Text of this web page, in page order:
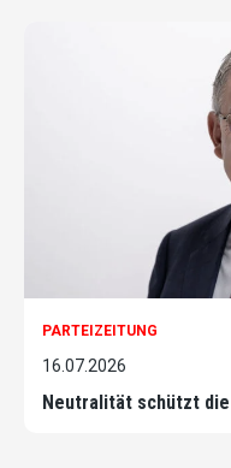
PARTEIZEITUNG
16.07.2026
Neutralität schützt